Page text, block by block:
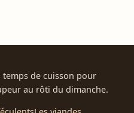
temps de cuisson pour
au rôti du dimanche.